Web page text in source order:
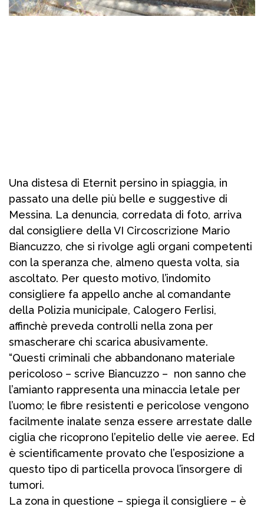
Una distesa di Eternit persino in spiaggia, in
passato una delle più belle e suggestive di
Messina. La denuncia, corredata di foto, arriva
dal consigliere della VI Circoscrizione Mario
Biancuzzo, che si rivolge agli organi competenti
con la speranza che, almeno questa volta, sia
ascoltato. Per questo motivo, l’indomito
consigliere fa appello anche al comandante
della Polizia municipale, Calogero Ferlisi,
affinchè preveda controlli nella zona per
smascherare chi scarica abusivamente.
“Questi criminali che abbandonano materiale
pericoloso – scrive Biancuzzo – non sanno che
l’amianto rappresenta una minaccia letale per
l’uomo; le fibre resistenti e pericolose vengono
facilmente inalate senza essere arrestate dalle
ciglia che ricoprono l’epitelio delle vie aeree. Ed
è scientificamente provato che l’esposizione a
questo tipo di particella provoca l’insorgere di
tumori.
La zona in questione – spiega il consigliere – è